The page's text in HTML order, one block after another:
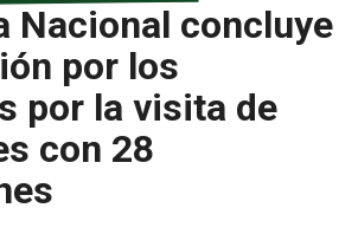
Nacional concluye
por los
por la visita de
con 28